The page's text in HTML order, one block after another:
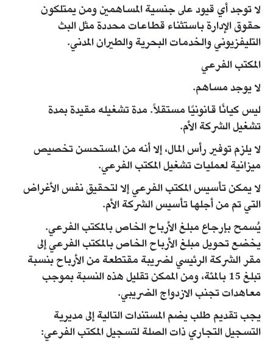
لا توجد أي قيود على جنسية المساهمين ومن يمتلكون
حقوق الإدارة باستثناء قطاعات محددة مثل البث
التليفزيوني والخدمات البحرية والطيران المدني.
المكتب الفرعي
لا يوجد مساهم.
ليس كيانًا قانونيًا مستقلاً. مدة تشغيله مقيدة بمدة
تشغيل الشركة الأم.
لا يلزم توفير رأس المال، إلا أنه من المستحسن تخصيص
ميزانية لعمليات تشغيل المكتب الفرعي.
لا يمكن تأسيس المكتب الفرعي إلا لتحقيق نفس الأغراض
التي تم من أجلها تأسيس الشركة الأم.
يُسمح بإرجاع مبلغ الأرباح الخاص بالمكتب الفرعي.
يخضع تحويل مبلغ الأرباح الخاص بالمكتب الفرعي إلى
مقر الشركة الرئيسي لضريبة مقتطعة من الأرباح بنسبة
تبلغ 15 بالمئة، ومن الممكن تقليل هذه النسبة بموجب
معاهدات تجنب الازدواج الضريبي.
يجب تقديم طلب يضم المستندات التالية إلى مديرية
التسجيل التجاري ذات الصلة لتسجيل المكتب الفرعي: